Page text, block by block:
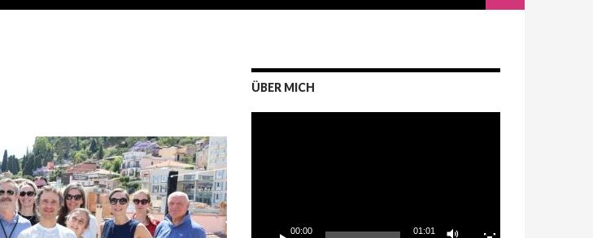
ÜBER MICH
00:00 01:01